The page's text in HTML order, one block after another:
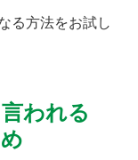
る方法をお試し
われる